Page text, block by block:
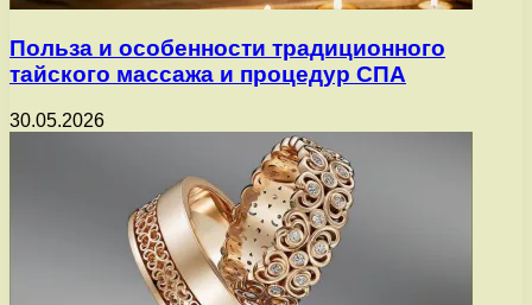
Польза и особенности традиционного
тайского массажа и процедур СПА
30.05.2026